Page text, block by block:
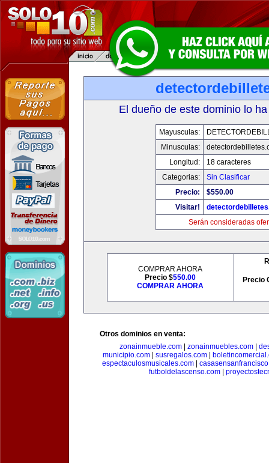
El dueño de este dominio lo
Mayusculas:
Minusculas:
Longitud:
18 caracteres
Categorias:
Sin Clasificar
Precio:
$550.00
Visitar!
Serán consideradas
COMPRAR AHORA
Precio $550.00
COMPRAR AHORA
Precio
Otros dominios en venta:
zonainmueble.com
zonainmuebles.com
municipio.com| susregalos.com|
espectaculosmusicales.com|
futboldelascenso.com